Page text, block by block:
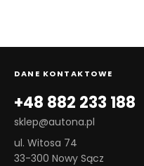
DANE KONTAKTOWE
+48 882 233 188
sklep@autona.pl
ul. Witosa 74
33-300 Nowy Sącz